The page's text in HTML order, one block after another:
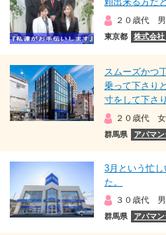
２０歳代
東京都 株式会
スムーズかつ
乗って下さり
寸をして下さ
２０歳代
群馬県 アパマ
3月という忙
た。
３０歳代
群馬県 アパマ